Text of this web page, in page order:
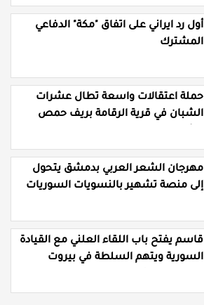
أول رد ايراني على اتفاق "مكة" الدفاعي
المشترك
حملة اعتقالات واسعة تطال عشرات
الشبان في قرية الرقامة بريف حمص
مهرجان الشعر العربي بدمشق يتحول
إلى منصة تشهير بالنسويات السوريات
قاسم يفتح باب اللقاء العلني مع القيادة
السورية ويتهم السلطة في بيروت